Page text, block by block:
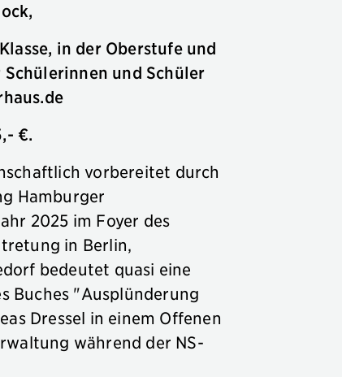
in der Oberstufe und
und Schüler
€.
vorbereitet durch
Hamburger
2025 im Foyer des
in Berlin,
bedeutet quasi eine
Buches "Ausplünderung
Dressel in einem Offenen
während der NS-